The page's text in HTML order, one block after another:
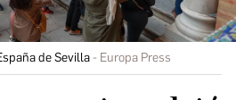
de Sevilla Europa Press